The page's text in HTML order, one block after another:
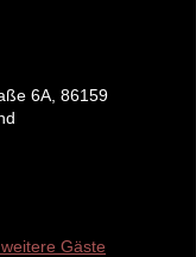
6A, 86159
Gäste